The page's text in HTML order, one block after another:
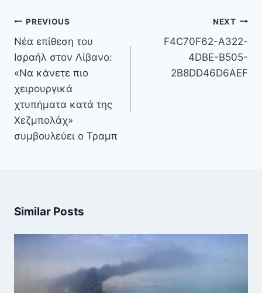
Πλοήγηση
άρθρων
PREVIOUS
Νέα επίθεση του
Ισραήλ στον Λίβανο:
«Να κάνετε πιο
χειρουργικά
χτυπήματα κατά της
Χεζμπολάχ»
συμβουλεύει ο Τραμπ
NEXT
F4C70F62-A322-
4DBE-B505-
2B8DD46D6AEF
Similar Posts